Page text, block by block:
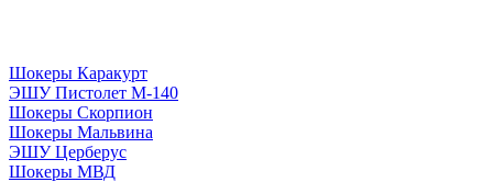
Шокеры Каракурт
ЭШУ Пистолет М-140
Шокеры Скорпион
Шокеры Мальвина
ЭШУ Церберус
Шокеры МВД